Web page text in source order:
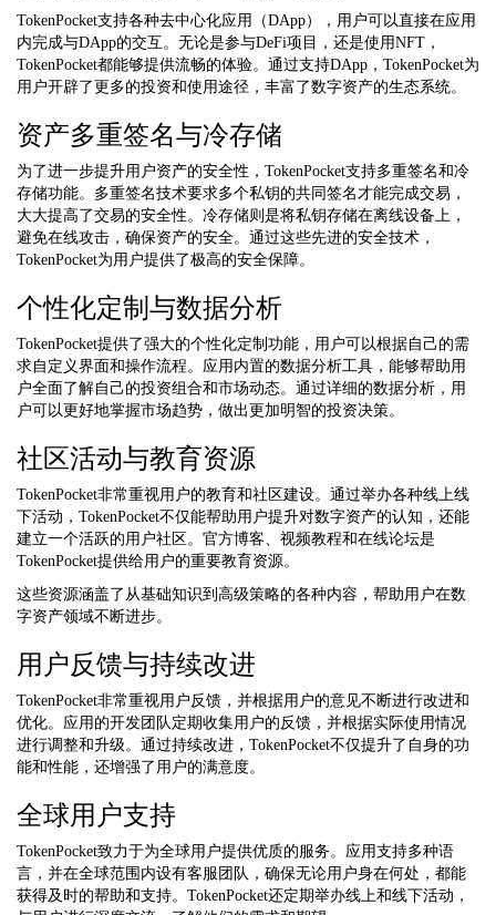
TokenPocket支持各种去中心化应用（DApp），用户可以直接在应用
内完成与DApp的交互。无论是参与DeFi项目，还是使用NFT，
TokenPocket都能够提供流畅的体验。通过支持DApp，TokenPocket为
用户开辟了更多的投资和使用途径，丰富了数字资产的生态系统。
资产多重签名与冷存储
为了进一步提升用户资产的安全性，TokenPocket支持多重签名和冷
存储功能。多重签名技术要求多个私钥的共同签名才能完成交易，
大大提高了交易的安全性。冷存储则是将私钥存储在离线设备上，
避免在线攻击，确保资产的安全。通过这些先进的安全技术，
TokenPocket为用户提供了极高的安全保障。
个性化定制与数据分析
TokenPocket提供了强大的个性化定制功能，用户可以根据自己的需
求自定义界面和操作流程。应用内置的数据分析工具，能够帮助用
户全面了解自己的投资组合和市场动态。通过详细的数据分析，用
户可以更好地掌握市场趋势，做出更加明智的投资决策。
社区活动与教育资源
TokenPocket非常重视用户的教育和社区建设。通过举办各种线上线
下活动，TokenPocket不仅能帮助用户提升对数字资产的认知，还能
建立一个活跃的用户社区。官方博客、视频教程和在线论坛是
TokenPocket提供给用户的重要教育资源。
这些资源涵盖了从基础知识到高级策略的各种内容，帮助用户在数
字资产领域不断进步。
用户反馈与持续改进
TokenPocket非常重视用户反馈，并根据用户的意见不断进行改进和
优化。应用的开发团队定期收集用户的反馈，并根据实际使用情况
进行调整和升级。通过持续改进，TokenPocket不仅提升了自身的功
能和性能，还增强了用户的满意度。
全球用户支持
TokenPocket致力于为全球用户提供优质的服务。应用支持多种语
言，并在全球范围内设有客服团队，确保无论用户身在何处，都能
获得及时的帮助和支持。TokenPocket还定期举办线上和线下活动，